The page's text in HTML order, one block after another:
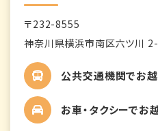
〒232-8555
神奈川県横浜市南区六ツ川
公共交通機関でお
お車・タクシーでお